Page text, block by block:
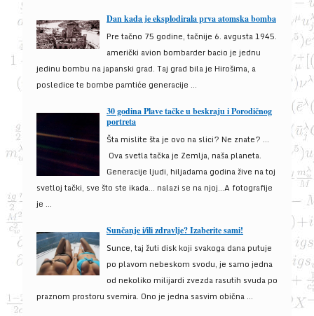
Dan kada je eksplodirala prva atomska bomba
Pre tačno 75 godine, tačnije 6. avgusta 1945.
američki avion bombarder bacio je jednu
jedinu bombu na japanski grad. Taj grad bila je Hirošima, a
posledice te bombe pamtiće generacije ...
30 godina Plave tačke u beskraju i Porodičnog
portreta
Šta mislite šta je ovo na slici? Ne znate? …
Ova svetla tačka je Zemlja, naša planeta.
Generacije ljudi, hiljadama godina žive na toj
svetloj tački, sve što ste ikada… nalazi se na njoj…A fotografije
je ...
Sunčanje i/ili zdravlje? Izaberite sami!
Sunce, taj žuti disk koji svakoga dana putuje
po plavom nebeskom svodu, je samo jedna
od nekoliko milijardi zvezda rasutih svuda po
praznom prostoru svemira. Ono je jedna sasvim obična ...